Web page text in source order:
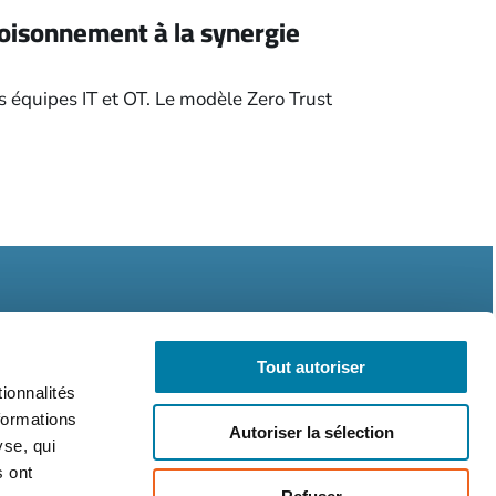
qui
ont
Tout autoriser
Autoriser la sélection
à la synergie
IT et OT. Le modèle Zero Trust